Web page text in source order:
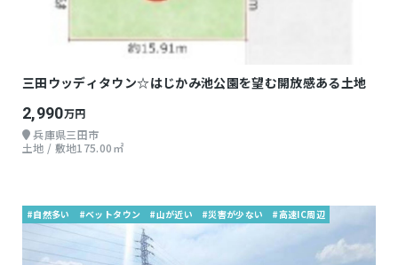
三田ウッディタウン☆はじかみ池公園を望む開放感ある土地
2,990万円
兵庫県三田市
土地 / 敷地175.00㎡
#自然多い #ベットタウン #山が近い #災害が少ない #高速IC周辺